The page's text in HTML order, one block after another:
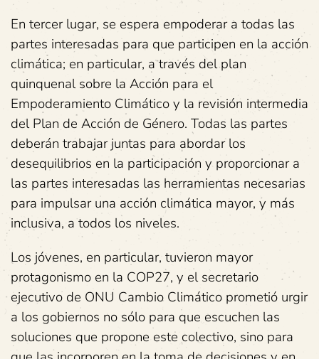
En tercer lugar, se espera empoderar a todas las
partes interesadas para que participen en la acción
climática; en particular, a través del plan
quinquenal sobre la Acción para el
Empoderamiento Climático y la revisión intermedia
del Plan de Acción de Género. Todas las partes
deberán trabajar juntas para abordar los
desequilibrios en la participación y proporcionar a
las partes interesadas las herramientas necesarias
para impulsar una acción climática mayor, y más
inclusiva, a todos los niveles.
Los jóvenes, en particular, tuvieron mayor
protagonismo en la COP27, y el secretario
ejecutivo de ONU Cambio Climático prometió urgir
a los gobiernos no sólo para que escuchen las
soluciones que propone este colectivo, sino para